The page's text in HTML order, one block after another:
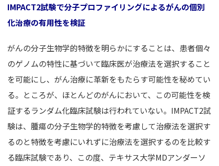
IMPACT2試験で分子プロファイリングによるがんの個別
化治療の有用性を検証
がんの分子生物学的特徴を明らかにすることは、患者個々
のゲノムの特性に基づいて臨床医が治療法を選択すること
を可能にし、がん治療に革新をもたらす可能性を秘めてい
る。ところが、ほとんどのがんにおいて、この可能性を検
証するランダム化臨床試験は行われていない。IMPACT2試
験は、腫瘍の分子生物学的特徴を考慮して治療法を選択す
るのと特徴を考慮にいれずに治療法を選択するのを比較す
る臨床試験であり、この度、テキサス大学MDアンダーソ